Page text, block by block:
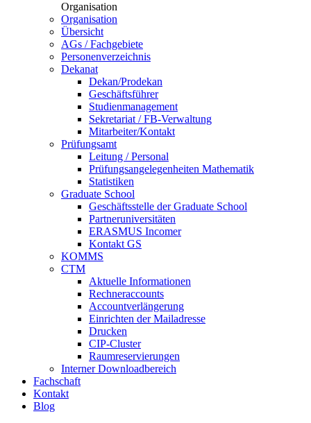
Organisation
Organisation
Übersicht
AGs / Fachgebiete
Personenverzeichnis
Dekanat
Dekan/Prodekan
Geschäftsführer
Studienmanagement
Sekretariat / FB-Verwaltung
Mitarbeiter/Kontakt
Prüfungsamt
Leitung / Personal
Prüfungsangelegenheiten Mathematik
Statistiken
Graduate School
Geschäftsstelle der Graduate School
Partneruniversitäten
ERASMUS Incomer
Kontakt GS
KOMMS
CTM
Aktuelle Informationen
Rechneraccounts
Accountverlängerung
Einrichten der Mailadresse
Drucken
CIP-Cluster
Raumreservierungen
Interner Downloadbereich
Fachschaft
Kontakt
Blog